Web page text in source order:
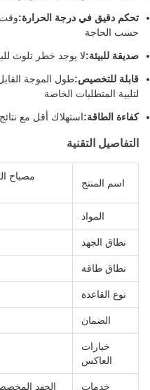
تحكم دقيق في درجة الحرارة:وقت
حسب الحاجة
صديقة للبيئة:لا يوجد خطر تلوث
قابلة للتخصيص:طول الموجة القابل
لتلبية المتطلبات الخاصة
كفاءة الطاقة:استهلاك أقل مع
التفاصيل التقنية
اسم المنتج
مصباح
المواد
نطاق الجهد
نطاق طاقة
نوع القاعدة
الضمان
خيارات
العاكس
خدمات
الجهد